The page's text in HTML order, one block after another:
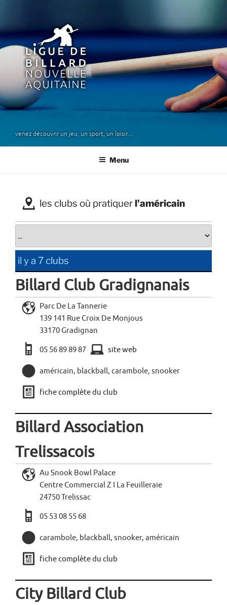
contenu
principal1
ligue de billard nouvelle
venez découvrir un jeu, un sport, un loisir…
Menu
€ les clubs où pratiquerl'américain
il y a 7 clubs
Billard Club Gradignanais
L Parc De La Tannerie
139 141 Rue Croix De Monjous
33170 Gradignan
a 05 56 89 89 87 x site web
, américain, blackball, carambole, snooker
j fiche complète du club
Billard Association
Trelissacois
L Au Snook Bowl Palace
Centre Commercial Z I La Feuilleraie
24750 Trelissac
a 05 53 08 55 68
, carambole, blackball, snooker, américain
j fiche complète du club
City Billard Club